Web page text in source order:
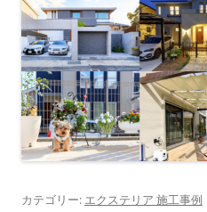
カテゴリー: エクステリア 施工事例